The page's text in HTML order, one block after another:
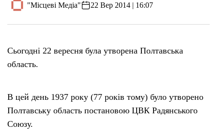
Про нас
Бюджет
"Місцеві Медіа" 22 Вер 2014 | 16:07
Сьогодні 22 вересня була утворена Полтавська
область.
В цей день 1937 року (77 років тому) було утворено
Полтавську область постановою ЦВК Радянського
Союзу.